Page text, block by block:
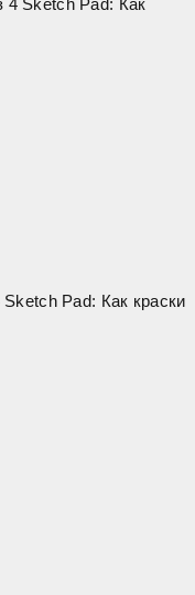
Pad: Как краски